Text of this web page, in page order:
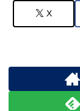
X